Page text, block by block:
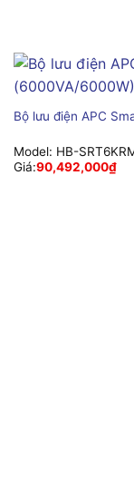
Bộ lưu điện APC
Model: HB-
Giá:90,492,000₫